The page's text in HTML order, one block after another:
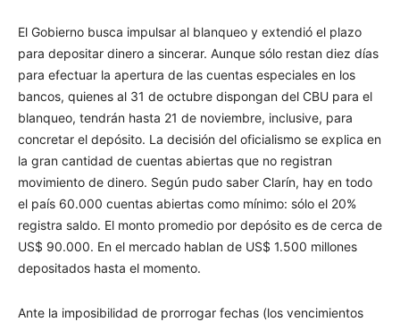
El Gobierno busca impulsar al blanqueo y extendió el plazo
para depositar dinero a sincerar. Aunque sólo restan diez días
para efectuar la apertura de las cuentas especiales en los
bancos, quienes al 31 de octubre dispongan del CBU para el
blanqueo, tendrán hasta 21 de noviembre, inclusive, para
concretar el depósito. La decisión del oficialismo se explica en
la gran cantidad de cuentas abiertas que no registran
movimiento de dinero. Según pudo saber Clarín, hay en todo
el país 60.000 cuentas abiertas como mínimo: sólo el 20%
registra saldo. El monto promedio por depósito es de cerca de
US$ 90.000. En el mercado hablan de US$ 1.500 millones
depositados hasta el momento.
Ante la imposibilidad de prorrogar fechas (los vencimientos